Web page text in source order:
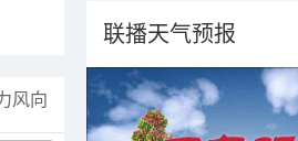
风向
联播天气预报